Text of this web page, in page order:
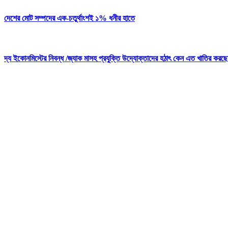
দেশের মোট সম্পদের এক-চতুর্থাংশই ১% ধনীর হাতে
দ্য ইকোনমিস্টের নিবন্ধ /জ্যাক মাসহ প্রযুক্তি উদ্যোক্তাদের হঠাৎ কেন এত খাতির